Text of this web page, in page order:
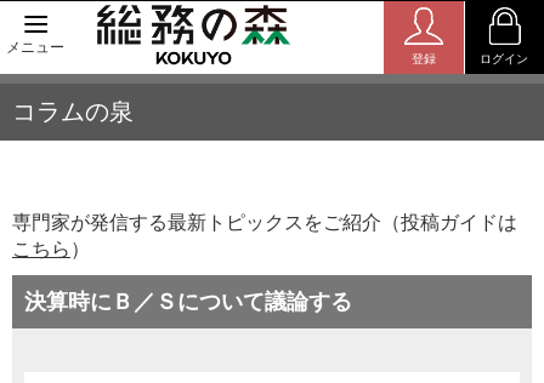
メニュー
登録 ログイン
コラムの泉
専門家が発信する最新トピックスをご紹介（投稿ガイドは
こちら ）
決算時にＢ／Ｓについて議論する